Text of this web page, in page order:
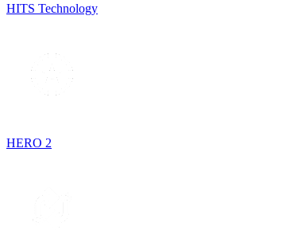
HITS Technology
HERO 2